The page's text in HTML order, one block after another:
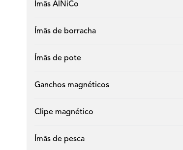
Ímãs AlNiCo
Ímãs de borracha
Ímãs de pote
Ganchos magnéticos
Clipe magnético
Ímãs de pesca